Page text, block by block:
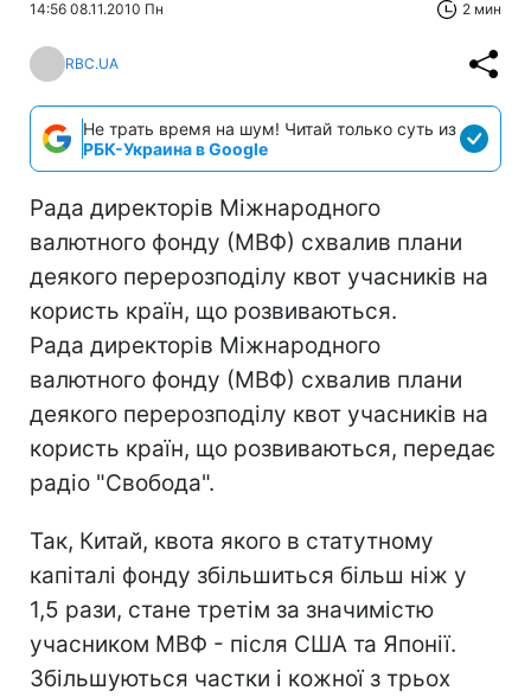
14:56 08.11.2010 Пн 2 мин
RBC.UA
Не трать время на шум! Читай только суть из
РБК-Украина в Google
Рада директорів Міжнародного
валютного фонду (МВФ) схвалив плани
деякого перерозподілу квот учасників на
користь країн, що розвиваються.
Рада директорів Міжнародного
валютного фонду (МВФ) схвалив плани
деякого перерозподілу квот учасників на
користь країн, що розвиваються, передає
радіо "Свобода".
Так, Китай, квота якого в статутному
капіталі фонду збільшиться більш ніж у
1,5 рази, стане третім за значимістю
учасником МВФ - після США та Японії.
Збільшуються частки і кожної з трьох